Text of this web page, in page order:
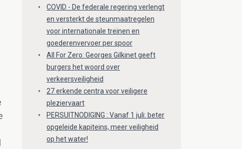
COVID - De federale regering verlengt
en versterkt de steunmaatregelen
voor internationale treinen en
goederenvervoer per spoor
All For Zero: Georges Gilkinet geeft
burgers het woord over
verkeersveiligheid
27 erkende centra voor veiligere
pleziervaart
PERSUITNODIGING : Vanaf 1 juli: beter
opgeleide kapiteins, meer veiligheid
op het water!